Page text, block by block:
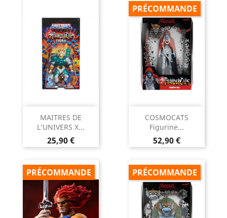
MAITRES DE
L’UNIVERS X...
Prix
25,90 €
COSMOCATS
Figurine...
Prix
52,90 €
PRÉCOMMANDE
PRÉCOMMANDE PRÉCOMMANDE